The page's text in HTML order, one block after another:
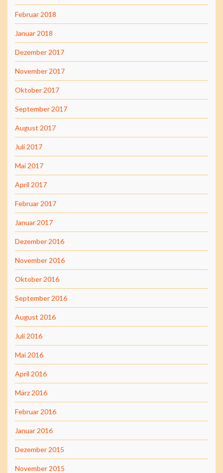
Februar 2018
Januar 2018
Dezember 2017
November 2017
Oktober 2017
September 2017
August 2017
Juli 2017
Mai 2017
April 2017
Februar 2017
Januar 2017
Dezember 2016
November 2016
Oktober 2016
September 2016
August 2016
Juli 2016
Mai 2016
April 2016
März 2016
Februar 2016
Januar 2016
Dezember 2015
November 2015